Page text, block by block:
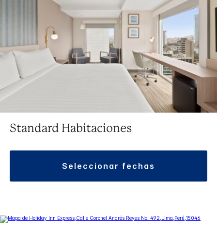
Standard Habitaciones
seleccionar fechas